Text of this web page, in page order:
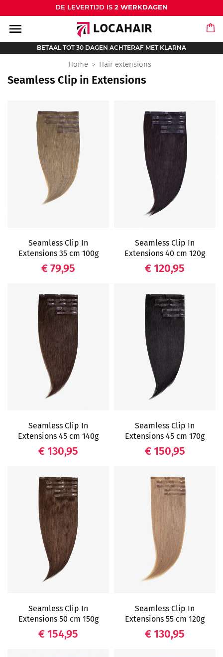
DE LEVERTIJD IS 2 WERKDAGEN
menu
BETAAL TOT 30 DAGEN ACHTERAF MET KLARNA
Home Hair extensions
Seamless Clip in Extensions
Seamless Clip In
Extensions 35 cm 100g
Prijs
€ 79,95
Seamless Clip In
Extensions 40 cm 120g
Prijs
€ 120,95
Seamless Clip In
Extensions 45 cm 140g
Prijs
€ 130,95
Seamless Clip In
Extensions 45 cm 170g
Prijs
€ 150,95
Seamless Clip In
Extensions 50 cm 150g
Prijs
€ 154,95
Seamless Clip In
Extensions 55 cm 120g
Prijs
€ 130,95